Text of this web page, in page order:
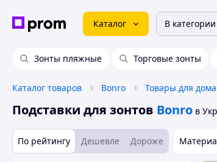
Каталог В категории
Зонты пляжные Торговые зонты
Каталог товаров Bonro Товары для дома
Подставки для зонтов Bonro в
По рейтингу Дешевле Дороже